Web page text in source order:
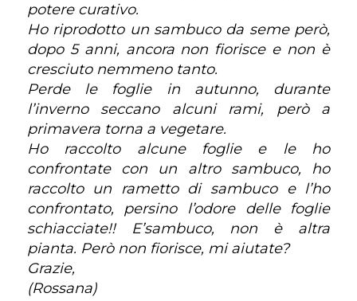
potere curativo.
Ho riprodotto un sambuco da seme però,
dopo 5 anni, ancora non fiorisce e non è
cresciuto nemmeno tanto.
Perde le foglie in autunno, durante
l’inverno seccano alcuni rami, però a
primavera torna a vegetare.
Ho raccolto alcune foglie e le ho
confrontate con un altro sambuco, ho
raccolto un rametto di sambuco e l’ho
confrontato, persino l’odore delle foglie
schiacciate!! E’sambuco, non è altra
pianta. Però non fiorisce, mi aiutate?
Grazie,
(Rossana)